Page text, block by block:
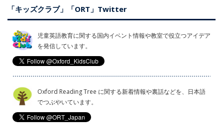
「キッズクラブ」「ORT」Twitter
児童英語教育に関する国内イベント情報や教室で役立つアイデア
を発信しています。
Oxford Reading Tree に関する新着情報や裏話などを、日本語
でつぶやいています。